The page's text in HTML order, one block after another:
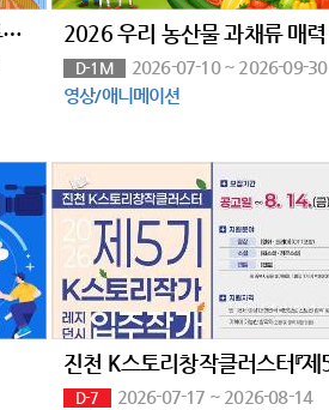
[컴투스] 대학생 서포터즈 컴투스 플레이어 16기 모집
D-1M
2026-07-10 ~ 2026-09-30
영상/애니메이션
D-7 2026-07-17 ~ 2026-08-14